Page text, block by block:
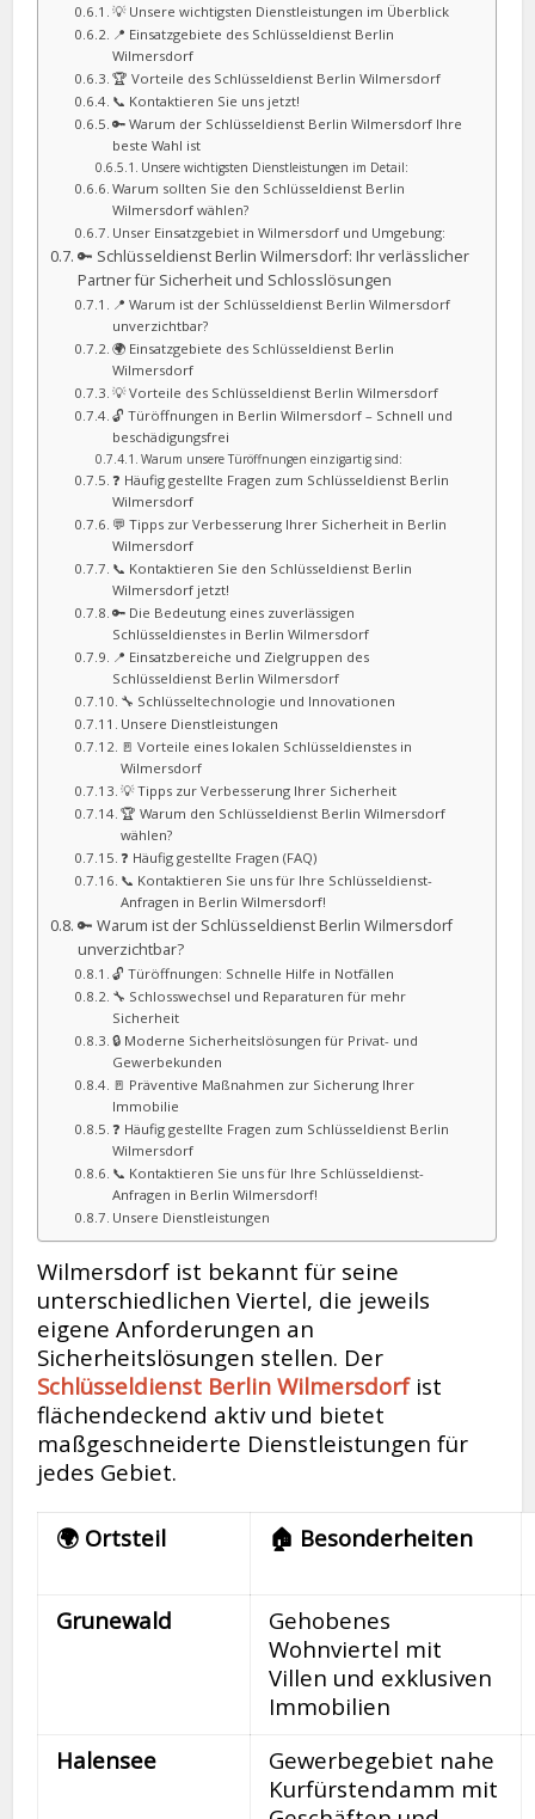
💡 Unsere wichtigsten Dienstleistungen im Überblick
📍 Einsatzgebiete des Schlüsseldienst Berlin
Wilmersdorf
🏆 Vorteile des Schlüsseldienst Berlin Wilmersdorf
📞 Kontaktieren Sie uns jetzt!
🔑 Warum der Schlüsseldienst Berlin Wilmersdorf Ihre
beste Wahl ist
Unsere wichtigsten Dienstleistungen im Detail:
Warum sollten Sie den Schlüsseldienst Berlin
Wilmersdorf wählen?
Unser Einsatzgebiet in Wilmersdorf und Umgebung:
🔑 Schlüsseldienst Berlin Wilmersdorf: Ihr verlässlicher
Partner für Sicherheit und Schlosslösungen
📍 Warum ist der Schlüsseldienst Berlin Wilmersdorf
unverzichtbar?
🌍 Einsatzgebiete des Schlüsseldienst Berlin
Wilmersdorf
💡 Vorteile des Schlüsseldienst Berlin Wilmersdorf
🔓 Türöffnungen in Berlin Wilmersdorf – Schnell und
beschädigungsfrei
Warum unsere Türöffnungen einzigartig sind:
❓ Häufig gestellte Fragen zum Schlüsseldienst Berlin
Wilmersdorf
💬 Tipps zur Verbesserung Ihrer Sicherheit in Berlin
Wilmersdorf
📞 Kontaktieren Sie den Schlüsseldienst Berlin
Wilmersdorf jetzt!
🔑 Die Bedeutung eines zuverlässigen
Schlüsseldienstes in Berlin Wilmersdorf
📍 Einsatzbereiche und Zielgruppen des
Schlüsseldienst Berlin Wilmersdorf
🔧 Schlüsseltechnologie und Innovationen
Unsere Dienstleistungen
🚪 Vorteile eines lokalen Schlüsseldienstes in
Wilmersdorf
💡 Tipps zur Verbesserung Ihrer Sicherheit
🏆 Warum den Schlüsseldienst Berlin Wilmersdorf
wählen?
❓ Häufig gestellte Fragen (FAQ)
📞 Kontaktieren Sie uns für Ihre Schlüsseldienst-
Anfragen in Berlin Wilmersdorf!
🔑 Warum ist der Schlüsseldienst Berlin Wilmersdorf
unverzichtbar?
🔓 Türöffnungen: Schnelle Hilfe in Notfällen
🔧 Schlosswechsel und Reparaturen für mehr
Sicherheit
🔒 Moderne Sicherheitslösungen für Privat- und
Gewerbekunden
🚪 Präventive Maßnahmen zur Sicherung Ihrer
Immobilie
❓ Häufig gestellte Fragen zum Schlüsseldienst Berlin
Wilmersdorf
📞 Kontaktieren Sie uns für Ihre Schlüsseldienst-
Anfragen in Berlin Wilmersdorf!
Unsere Dienstleistungen
Wilmersdorf ist bekannt für seine
unterschiedlichen Viertel, die jeweils
eigene Anforderungen an
Sicherheitslösungen stellen. Der
Schlüsseldienst Berlin Wilmersdorf ist
flächendeckend aktiv und bietet
maßgeschneiderte Dienstleistungen für
jedes Gebiet.
🌍 Ortsteil 🏠 Besonderheiten
Grunewald
Gehobenes
Wohnviertel mit
Villen und exklusiven
Immobilien
Halensee
Gewerbegebiet nahe
Kurfürstendamm mit